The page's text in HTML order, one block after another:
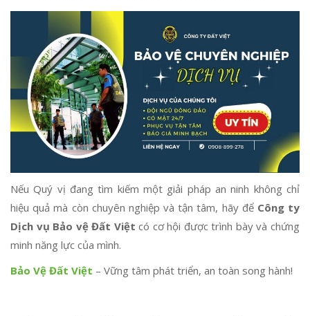
Nếu Quý vị đang tìm kiếm một giải pháp an ninh không chỉ
hiệu quả mà còn chuyên nghiệp và tận tâm, hãy để Công ty
Dịch vụ Bảo vệ Đất Việt có cơ hội được trình bày và chứng
minh năng lực của mình.
Bảo Vệ Đất Việt – Vững tâm phát triển, an toàn song hành!